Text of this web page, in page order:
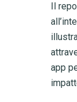
Il
app